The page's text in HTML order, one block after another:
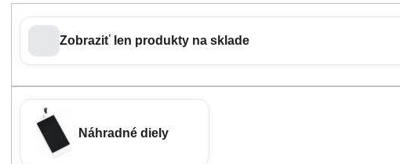
Zobraziť len produkty na sklade
Náhradné diely